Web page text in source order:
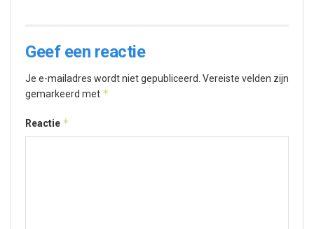
Geef een reactie
Je e-mailadres wordt niet gepubliceerd. Vereiste velden zijn
gemarkeerd met *
Reactie *